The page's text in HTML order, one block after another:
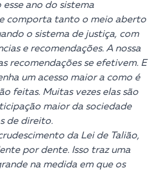
ano do sistema
comporta tanto o meio aberto
o sistema de justiça, com
e recomendações. A nossa
recomendações se efetivem. E
um acesso maior a como é
feitas. Muitas vezes elas são
maior da sociedade
de direito.
da Lei de Talião,
por dente. Isso traz uma
na medida em que os